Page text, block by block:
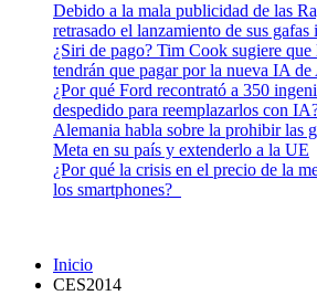
Debido a la mala publicidad de las
retrasado el lanzamiento de sus gafas
¿Siri de pago? Tim Cook sugiere
tendrán que pagar por la nueva IA
¿Por qué Ford recontrató a 350
despedido para reemplazarlos con
Alemania habla sobre la prohibir las
Meta en su país y extenderlo a la UE
¿Por qué la crisis en el precio de la
los smartphones?
Inicio
CES2014